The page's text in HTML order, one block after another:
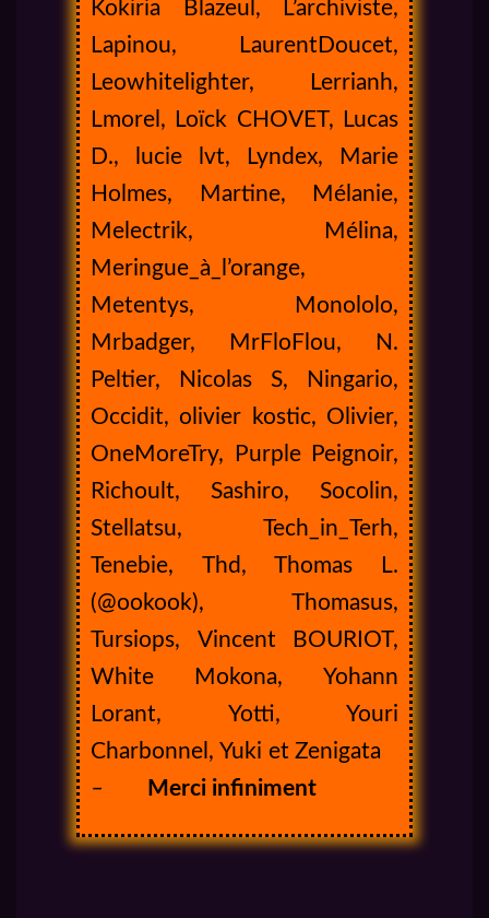
Kokiria Blazeul, L’archiviste,
Lapinou, LaurentDoucet,
Leowhitelighter, Lerrianh,
Lmorel, Loïck CHOVET, Lucas
D., lucie lvt, Lyndex, Marie
Holmes, Martine, Mélanie,
Melectrik, Mélina,
Meringue_à_l’orange,
Metentys, Monololo,
Mrbadger, MrFloFlou, N.
Peltier, Nicolas S, Ningario,
Occidit, olivier kostic, Olivier,
OneMoreTry, Purple Peignoir,
Richoult, Sashiro, Socolin,
Stellatsu, Tech_in_Terh,
Tenebie, Thd, Thomas L.
(@ookook), Thomasus,
Tursiops, Vincent BOURIOT,
White Mokona, Yohann
Lorant, Yotti, Youri
Charbonnel, Yuki et Zenigata
–
Merci infiniment